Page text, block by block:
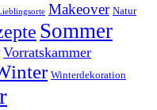
Makeover Natur
Sommer
Vorratskammer
Winterdekoration